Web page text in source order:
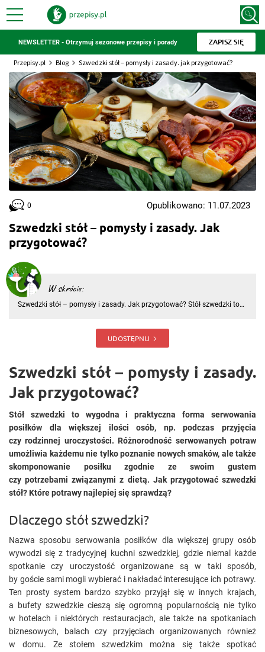
NEWSLETTER - Otrzymuj sezonowe przepisy i porady ZAPISZ SIĘ
Przepisy.pl Blog Szwedzki stół – pomysły i zasady. jak przygotować?
Szwedzki stół – pomysły i zasady. Jak
przygotować?
W skrócie:
Szwedzki stół – pomysły i zasady. Jak przygotować? Stół szwedzki to
UDOSTĘPNIJ
0 Opublikowano: 11.07.2023
Szwedzki stół – pomysły i zasady.
Jak przygotować?
Stół szwedzki to wygodna i praktyczna forma serwowania
posiłków dla większej ilości osób, np. podczas przyjęcia
czy rodzinnej uroczystości. Różnorodność serwowanych potraw
umożliwia każdemu nie tylko poznanie nowych smaków, ale także
skomponowanie posiłku zgodnie ze swoim gustem
czy potrzebami związanymi z dietą. Jak przygotować szwedzki
stół? Które potrawy najlepiej się sprawdzą?
Dlaczego stół szwedzki?
Nazwa sposobu serwowania posiłków dla większej grupy osób
wywodzi się z tradycyjnej kuchni szwedzkiej, gdzie niemal każde
spotkanie czy uroczystość organizowane są w taki sposób,
by goście sami mogli wybierać i nakładać interesujące ich potrawy.
Ten prosty system bardzo szybko przyjął się w innych krajach,
a bufety szwedzkie cieszą się ogromną popularnością nie tylko
w hotelach i niektórych restauracjach, ale także na spotkaniach
biznesowych, balach czy przyjęciach organizowanych również
w domu. Ze stołem szwedzkim można się także spotkać